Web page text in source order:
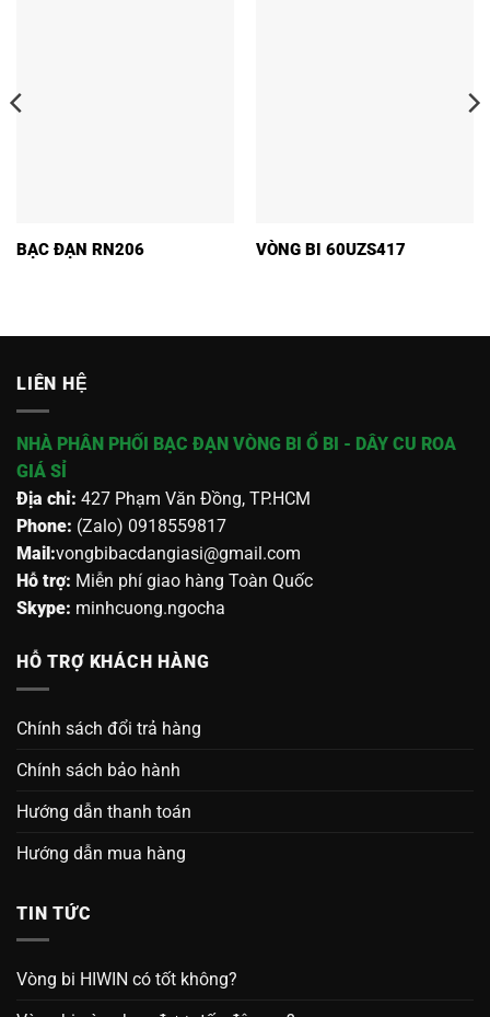
BẠC ĐẠN RN206 VÒNG BI 60UZS417
LIÊN HỆ
NHÀ PHÂN PHỐI BẠC ĐẠN VÒNG BI Ổ BI - DÂY CU ROA
GIÁ SỈ
Địa chỉ: 427 Phạm Văn Đồng, TP.HCM
Phone: (Zalo) 0918559817
Mail:vongbibacdangiasi@gmail.com
Hỗ trợ: Miễn phí giao hàng Toàn Quốc
Skype: minhcuong.ngocha
HỖ TRỢ KHÁCH HÀNG
Chính sách đổi trả hàng
Chính sách bảo hành
Hướng dẫn thanh toán
Hướng dẫn mua hàng
TIN TỨC
Vòng bi HIWIN có tốt không?